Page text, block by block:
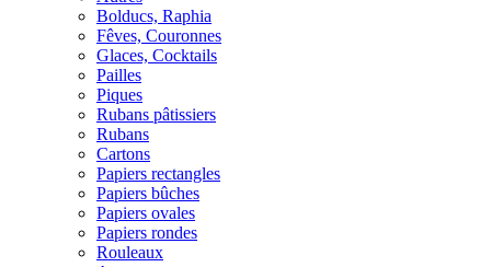
Bolducs, Raphia
Fêves, Couronnes
Glaces, Cocktails
Pailles
Piques
Rubans pâtissiers
Rubans
Cartons
Papiers rectangles
Papiers bûches
Papiers ovales
Papiers rondes
Rouleaux